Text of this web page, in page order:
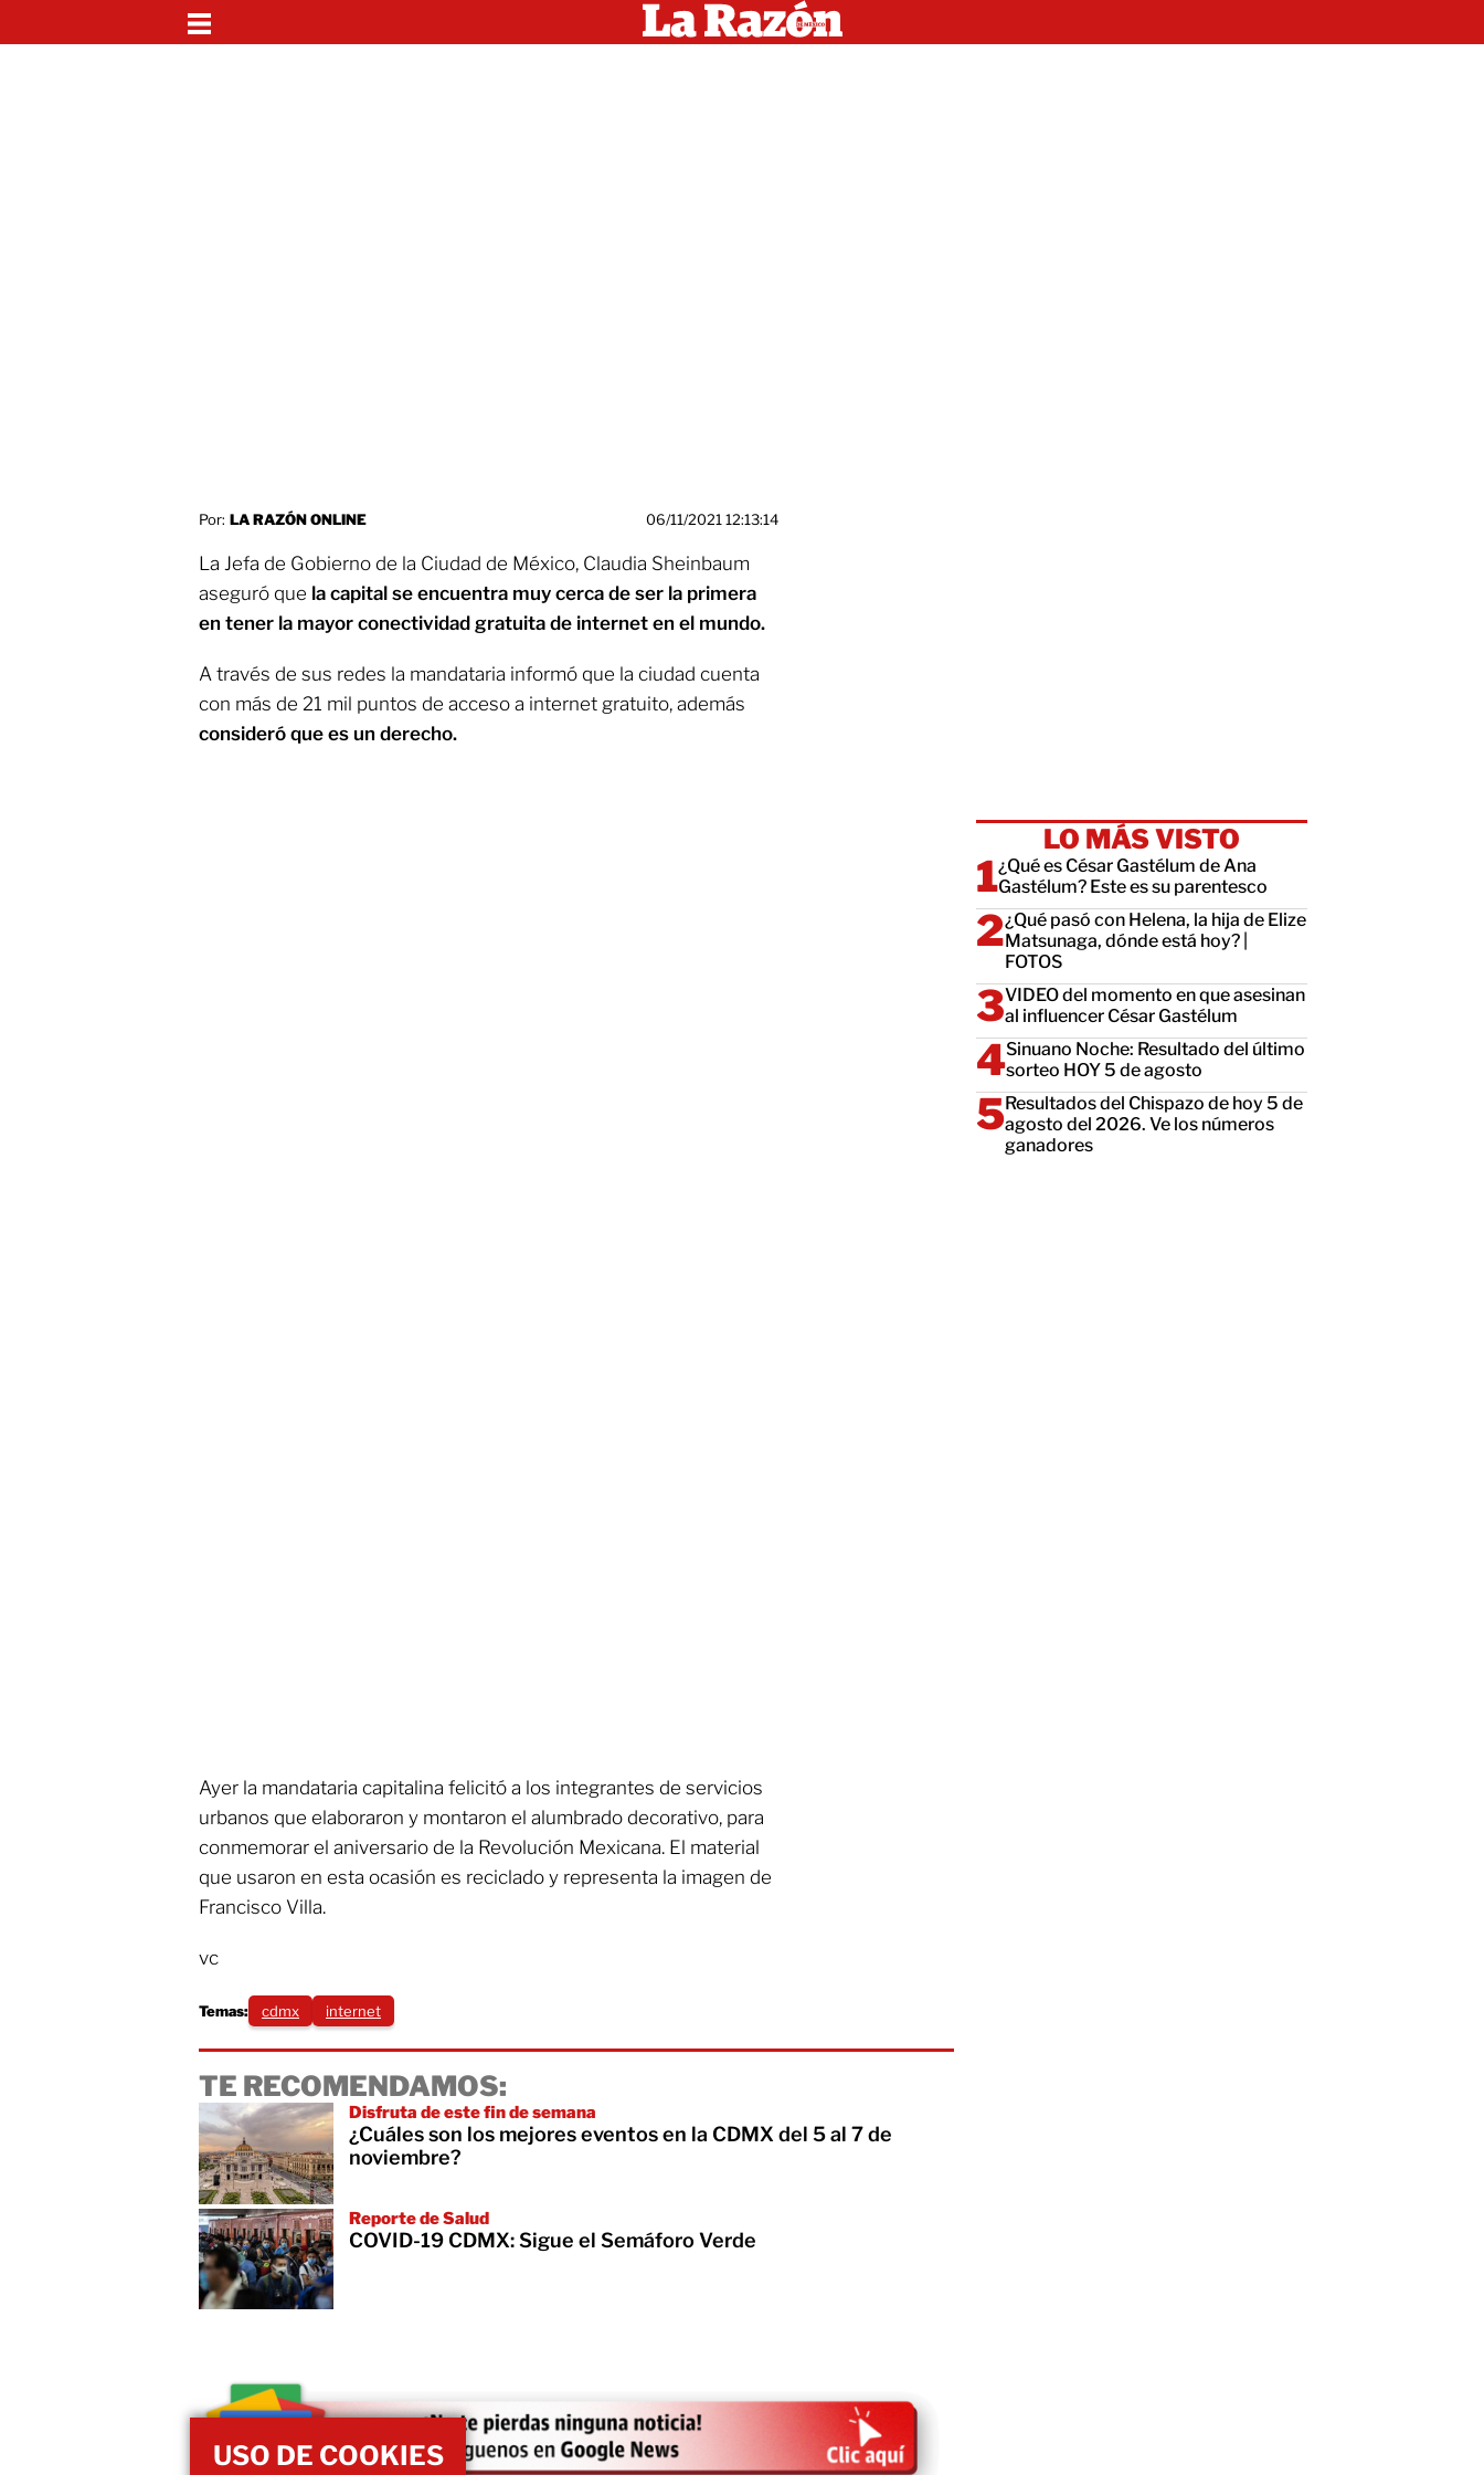
Por: LA RAZÓN ONLINE 06/11/2021 12:13:14
La Jefa de Gobierno de la Ciudad de México, Claudia Sheinbaum
aseguró que la capital se encuentra muy cerca de ser la primera
en tener la mayor conectividad gratuita de internet en el mundo.
A través de sus redes la mandataria informó que la ciudad cuenta
con más de 21 mil puntos de acceso a internet gratuito, además
consideró que es un derecho.
Ayer la mandataria capitalina felicitó a los integrantes de servicios
urbanos que elaboraron y montaron el alumbrado decorativo, para
conmemorar el aniversario de la Revolución Mexicana. El material
que usaron en esta ocasión es reciclado y representa la imagen de
Francisco Villa.
vc
Temas: cdmx internet
TE RECOMENDAMOS:
Disfruta de este fin de semana
¿Cuáles son los mejores eventos en la CDMX del 5 al 7 de
noviembre?
Reporte de Salud
COVID-19 CDMX: Sigue el Semáforo Verde
LO MÁS VISTO
¿Qué es César Gastélum de Ana
Gastélum? Este es su parentesco
¿Qué pasó con Helena, la hija de Elize
Matsunaga, dónde está hoy? |
FOTOS
VIDEO del momento en que asesinan
al influencer César Gastélum
Sinuano Noche: Resultado del último
sorteo HOY 5 de agosto
Resultados del Chispazo de hoy 5 de
agosto del 2026. Ve los números
ganadores
USO DE COOKIES